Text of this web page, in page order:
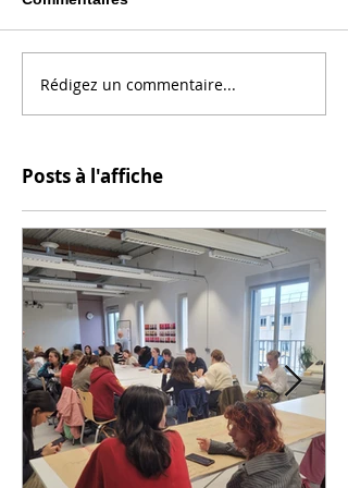
Rédigez un commentaire...
Posts à l'affiche